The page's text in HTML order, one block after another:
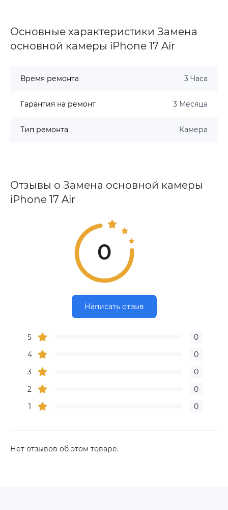
Основные характеристики Замена
основной камеры iPhone 17 Air
Время ремонта 3 Часа
Гарантия на ремонт 3 Месяца
Тип ремонта Камера
Отзывы о Замена основной камеры
iPhone 17 Air
0
Написать отзыв
5
0
4
0
3
0
2
0
1
0
Нет отзывов об этом товаре.